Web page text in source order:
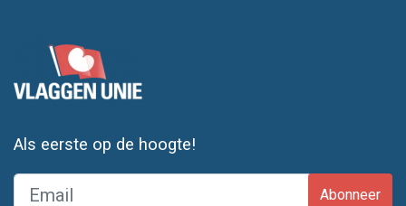
Als eerste op de hoogte!
Abonneer